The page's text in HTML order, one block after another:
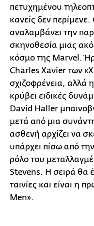
πετυχημένου
κανείς δεν
αναλαμβάνει την
σκηνοθεσία μιας
κόσμο της Marvel.
Charles Xavier των
σχιζοφρένεια, αλλά
κρύβει ειδικές
David Haller
μετά από μια
ασθενή αρχίζει να
υπάρχει πίσω από
ρόλο του
Stevens. Η σειρά θα
ταινίες και είναι η
Men».